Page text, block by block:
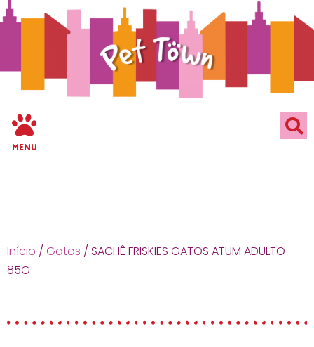
MENU
Início / Gatos / SACHÊ FRISKIES GATOS ATUM ADULTO
85G